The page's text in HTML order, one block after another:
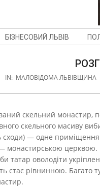
БІЗНЕСОВИЙ ЛЬВІВ
IN: МАЛОВІДОМА ЛЬВІВЩИНА
скельний монастир,
скельного масиву
сходи) — одне
монастирською церквою.
татар оволодіти
стає рівнинною.